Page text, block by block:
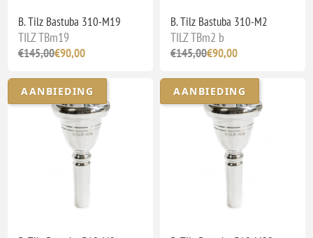
B. Tilz Bastuba 310-M19
TILZ TBm19
€145,00€90,00
B. Tilz Bastuba 310-M2
TILZ TBm2 b
€145,00€90,00
AANBIEDING AANBIEDING